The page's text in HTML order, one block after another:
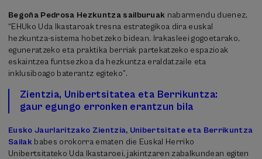
Begoña Pedrosa Hezkuntza sailburuak nabarmendu duenez,
“EHUko Uda Ikastaroak tresna estrategikoa dira euskal
hezkuntza-sistema hobetzeko bidean. Irakasleei gogoetarako,
eguneratzeko eta praktika berriak partekatzeko espazioak
eskaintzea funtsezkoa da hezkuntza eraldatzaile eta
inklusiboago baterantz egiteko”.
Zientzia, Unibertsitatea eta Berrikuntza:
gaur egungo erronken erantzun bila
Eusko Jaurlaritzako Zientzia, Unibertsitate eta Berrikuntza
Sailakbabes orokorra ematen die Euskal Herriko
Unibertsitateko Uda Ikastaroei, jakintzaren zabalkundean egiten